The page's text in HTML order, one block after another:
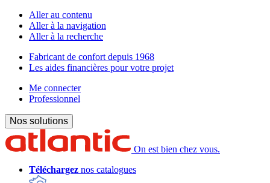
Aller au contenu
Aller à la navigation
Aller à la recherche
Fabricant de confort depuis 1968
Les aides financières pour votre projet
Me connecter
Professionnel
Nos solutions
On est bien chez vous.
Téléchargez nos catalogues